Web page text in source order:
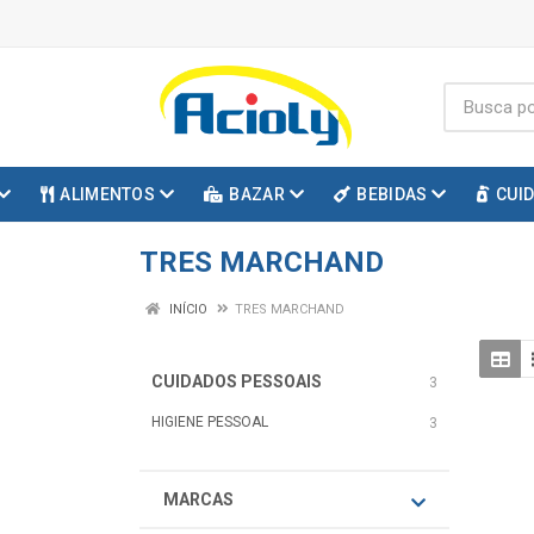
ALIMENTOS BAZAR BEBIDAS
TRES MARCHAND
INÍCIO TRES MARCHAND
CUIDADOS PESSOAIS 3
HIGIENE PESSOAL 3
MARCAS